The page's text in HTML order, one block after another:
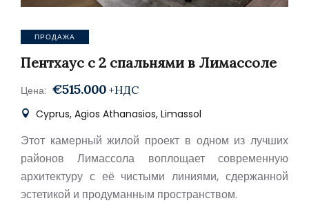
ПРОДАЖА
Пентхаус с 2 спальнями в Лимассоле
Цена: €515.000 +НДС
Cyprus, Agios Athanasios, Limassol
Этот камерный жилой проект в одном из лучших
районов Лимассола воплощает современную
архитектуру с её чистыми линиями, сдержанной
эстетикой и продуманным пространством.